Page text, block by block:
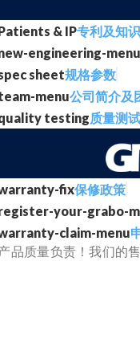
专利及知
规格参数
公司简介及
质量测试
保修政策
品质量负责！我们的